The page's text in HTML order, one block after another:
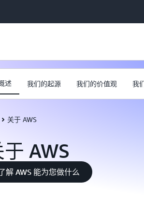
述 我们的起源 我们的价值观 我
关于 AWS
AWS
解 AWS 能为您做什么